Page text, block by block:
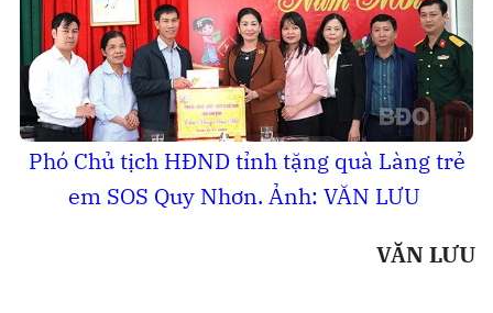
Phó Chủ tịch HĐND tỉnh tặng quà Làng trẻ
em SOS Quy Nhơn. Ảnh: VĂN LƯU
VĂN LƯU